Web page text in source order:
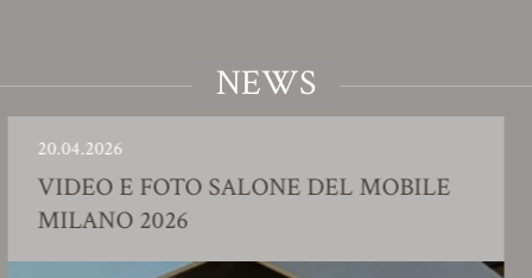
NEWS
E FOTO SALONE DEL MOBILE
2026